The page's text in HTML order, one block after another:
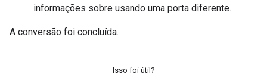
informações sobre usando uma porta diferente.
A conversão foi concluída.
Isso foi útil?